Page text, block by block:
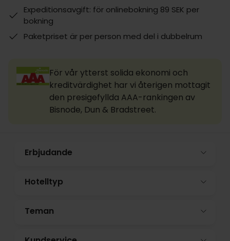
Expeditionsavgift: för onlinebokning 89 SEK per
bokning
Paketpriset är per person med del i dubbelrum
För vår ytterst solida ekonomi och
kreditvärdighet har vi återigen mottagit
den presigefyllda AAA-rankingen av
Bisnode, Dun & Bradstreet.
Erbjudande
Hotelltyp
Teman